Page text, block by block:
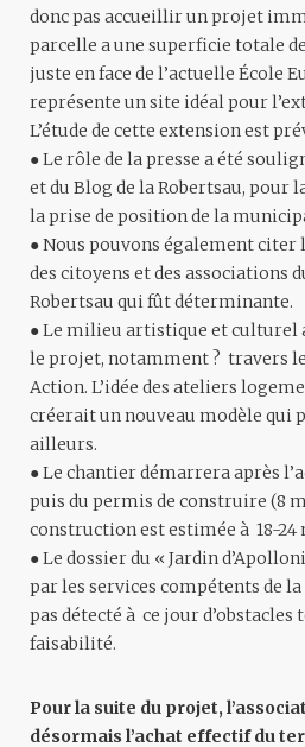
donc pas accueillir un projet
parcelle a une superficie totale
juste en face de l’actuelle École
représente un site idéal pour
L’étude de cette extension est
● Le rôle de la presse a été
et du Blog de la Robertsau,
la prise de position de la
● Nous pouvons également
des citoyens et des associations
Robertsau qui fût déterminante.
● Le milieu artistique et culturel
le projet, notamment ? travers
Action. L’idée des ateliers
créerait un nouveau modèle qui
ailleurs.
● Le chantier démarrera après
puis du permis de construire (8
construction est estimée à 18-24
● Le dossier du « Jardin
par les services compétents de
pas détecté à ce jour d’obstacles
faisabilité.
Pour la suite du projet,
désormais l’achat effectif du